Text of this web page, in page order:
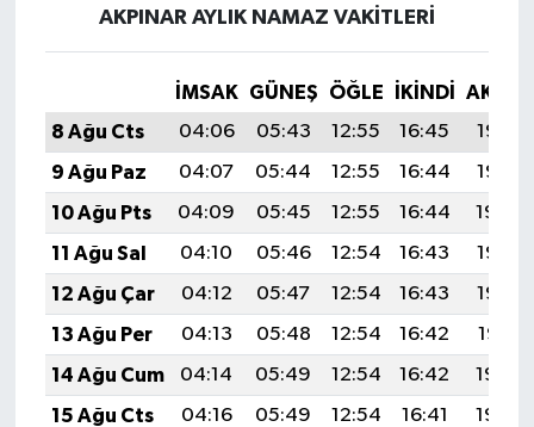
AKPINAR AYLIK NAMAZ VAKITLERI
İMSAK GÜNEŞ ÖĞLE İKINDI
8 Ağu Cts
04:06 05:43 12:55 16:45
19:57
9 Ağu Paz
04:07 05:44 12:55 16:44
19:56
10 Ağu Pts
04:09 05:45 12:55 16:44
19:54
11 Ağu Sal
04:10 05:46 12:54 16:43
19:53
12 Ağu Çar
04:12 05:47 12:54 16:43
19:52
13 Ağu Per
04:13 05:48 12:54 16:42
19:51
14 Ağu Cum
04:14 05:49 12:54 16:42
19:49
15 Ağu Cts
04:16 05:49 12:54 16:41
19:48